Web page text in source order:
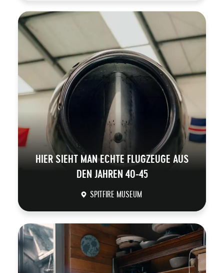
HIER SIEHT MAN ECHTE FLUGZEUGE AUS
DEN JAHREN 40-45
SPITFIRE MUSEUM